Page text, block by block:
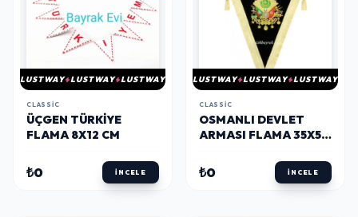
LUSTWAY LUSTWAY LUSTWAY
CLASSIC
ÜÇGEN TÜRKIYE
FLAMA 8X12 CM
₺0 İNCELE
LUSTWAY LUSTWAY LUSTWAY
CLASSIC
OSMANLI DEVLET
ARMASI FLAMA 35X50
₺0 İNCELE